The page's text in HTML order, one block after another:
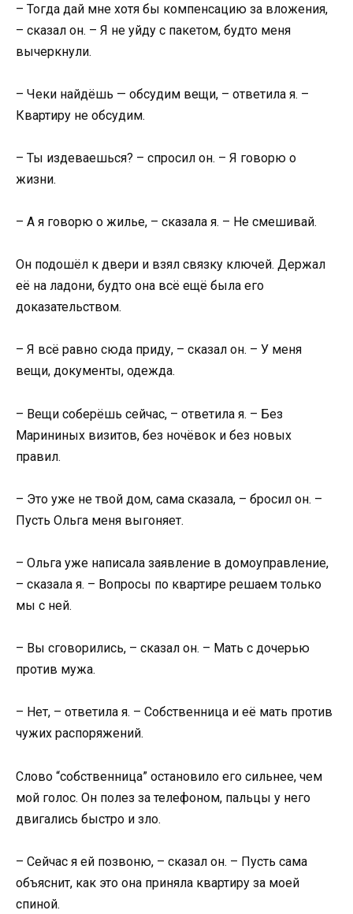
– Тогда дай мне хотя бы компенсацию за вложения,
– сказал он. – Я не уйду с пакетом, будто меня
вычеркнули.
– Чеки найдёшь — обсудим вещи, – ответила я. –
Квартиру не обсудим.
– Ты издеваешься? – спросил он. – Я говорю о
жизни.
– А я говорю о жилье, – сказала я. – Не смешивай.
Он подошёл к двери и взял связку ключей. Держал
её на ладони, будто она всё ещё была его
доказательством.
– Я всё равно сюда приду, – сказал он. – У меня
вещи, документы, одежда.
– Вещи соберёшь сейчас, – ответила я. – Без
Марининых визитов, без ночёвок и без новых
правил.
– Это уже не твой дом, сама сказала, – бросил он. –
Пусть Ольга меня выгоняет.
– Ольга уже написала заявление в домоуправление,
– сказала я. – Вопросы по квартире решаем только
мы с ней.
– Вы сговорились, – сказал он. – Мать с дочерью
против мужа.
– Нет, – ответила я. – Собственница и её мать против
чужих распоряжений.
Слово “собственница” остановило его сильнее, чем
мой голос. Он полез за телефоном, пальцы у него
двигались быстро и зло.
– Сейчас я ей позвоню, – сказал он. – Пусть сама
объяснит, как это она приняла квартиру за моей
спиной.